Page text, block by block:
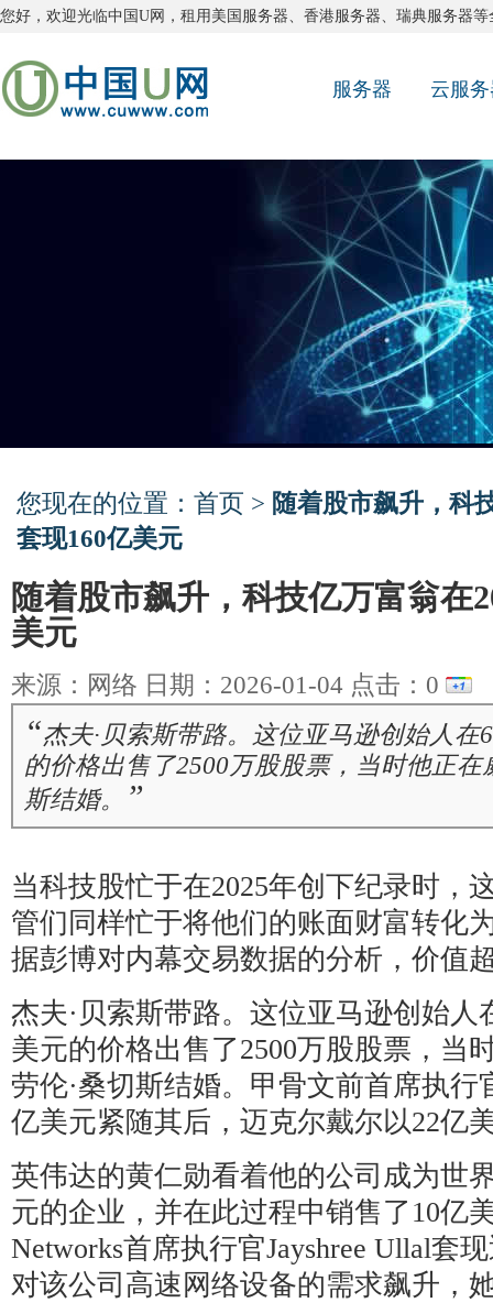
您好，欢迎光临中国U网，租用 美国服务器、 香港服务器、 瑞典服务器等
服务器 云服
您现在的位置： 首页 > 随着股市飙升，科
套现160亿美元
随着股市飙升，科技亿万富翁在
美元
来源：网络 日期：2026-01-04 点击： 0
“杰夫·贝索斯带路。这位亚马逊创始人在
的价格出售了2500万股股票，当时他正在
斯结婚。
”
当科技股忙于在2025年创下纪录时，
管们同样忙于将他们的账面财富转
据彭博对内幕交易数据的分析，价值
杰夫·贝索斯带路。这位亚马逊创始人
美元的价格出售了2500万股股票，当
劳伦·桑切斯结婚。甲骨文前首席执行
亿美元紧随其后，迈克尔戴尔以22亿
英伟达的黄仁勋看着他的公司成为世
元的企业，并在此过程中销售了10亿
Networks首席执行官Jayshree Ullal套
对该公司高速网络设备的需求飙升，